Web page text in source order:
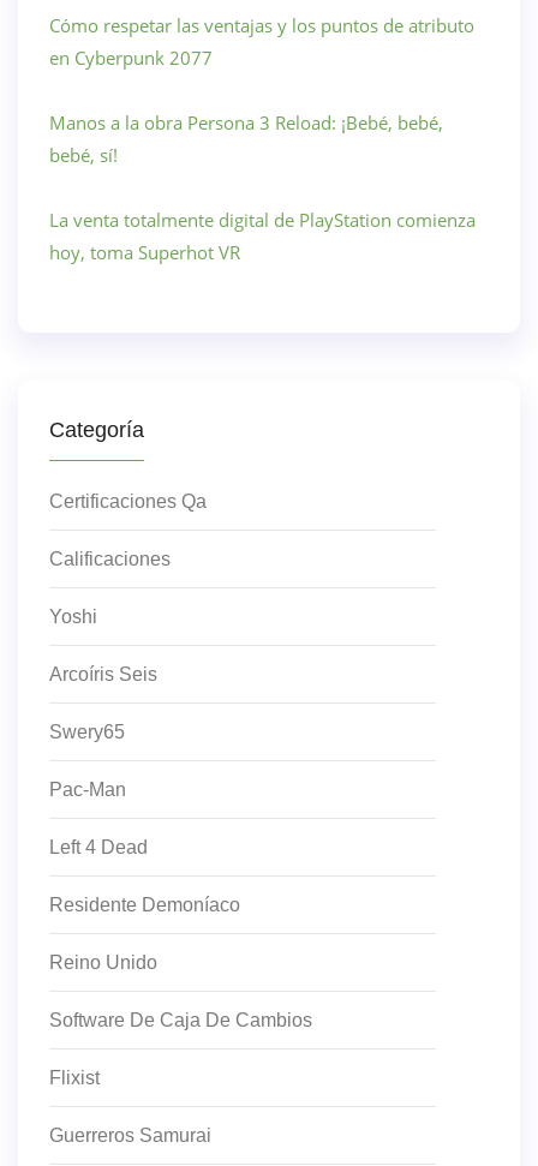
Cómo respetar las ventajas y los puntos de atributo
en Cyberpunk 2077
Manos a la obra Persona 3 Reload: ¡Bebé, bebé,
bebé, sí!
La venta totalmente digital de PlayStation comienza
hoy, toma Superhot VR
Categoría
Certificaciones Qa
Calificaciones
Yoshi
Arcoíris Seis
Swery65
Pac-Man
Left 4 Dead
Residente Demoníaco
Reino Unido
Software De Caja De Cambios
Flixist
Guerreros Samurai